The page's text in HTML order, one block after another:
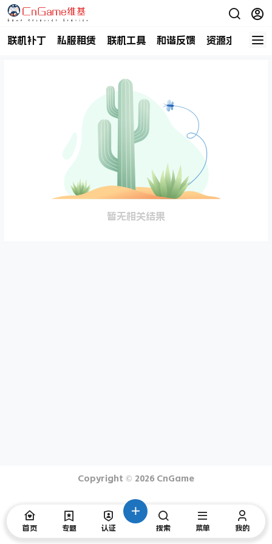
联机补丁 私服租赁 联机工具 和谐反馈 资源求助 商
暂无相关结果
Copyright © 2026 CnGame
首页 专题 认证 搜索 菜单 我的